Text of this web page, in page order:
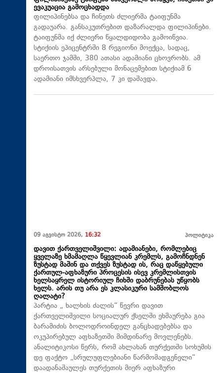
ევაკუაცია გამოცხადდა
ფილიპინებსა და ჩინეთს ძლიერმა ტაიფუნმა
გადაუარა. განსაკუთრებით დაზარალდა ფილიპინები.
ტაიფუნმა იქ ძლიერი წყალდიდობა გამოიწვია.
სტიქიის ეპიცენტრში 8 რეგიონი მოექცა, სადაც,
საერთო ჯამში, 380 ათასი ადამიანი ცხოვრობს. ამ
დროისათვის არსებული მონაცემებით სტიქიამ 6
ადამიანი იმსხვერპლა, 7 კი დაშავდა.
09 აგვისტო 2026, 16:32 პოლიტიკა
დავით ქართველიშვილი: ადამიანები, რომლებიც
ყველაზე ხმამაღლა წყევლიან კრემლს, გამოჩნდნენ
ზუსტად მაშინ და თქვეს ზუსტად ის, რაც დაწყებული
ქართულ-აფხაზური პროცესის ისევ კრემლისთვის
ხელსაყრელ ისტორიულ ჩიხში დაბრუნებას უწყობს
ხელს. არის თუ არა ეს კლასიკური სამშობლოს
ღალატი?
პარტია „ ხალხის ძალის“ წევრი დავით
ქართველიშვილი სოციალურ ქსელში ეხმაურება გია
ბარამიძის ბოლოდროინდელ განცხადებებსა და
ოკუპირებულ აფხაზეთში მიმდინარე მოვლენებს.
ანალიტიკოსი წერს, რომ ახლახან თურქეთში სოხუმის
დე ფაქტო „სრულუფლებიანი წარმომადგენელი“
დაადანაშაულეს თურქეთის მიერ აფხაზური